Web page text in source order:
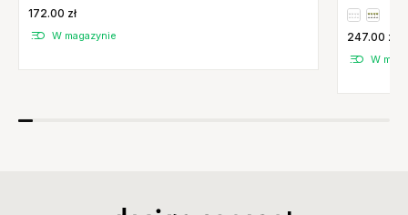
172.00 zł
W magazynie 247.00 zł
W